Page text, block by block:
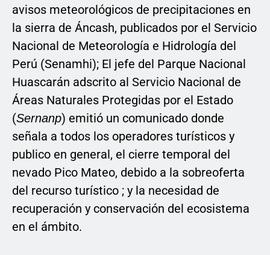
avisos meteorológicos de precipitaciones en
la sierra de Áncash, publicados por el Servicio
Nacional de Meteorología e Hidrología del
Perú (Senamhi); El jefe del Parque Nacional
Huascarán adscrito al Servicio Nacional de
Áreas Naturales Protegidas por el Estado
(Sernanp) emitió un comunicado donde
señala a todos los operadores turísticos y
publico en general, el cierre temporal del
nevado Pico Mateo, debido a la sobreoferta
del recurso turístico ; y la necesidad de
recuperación y conservación del ecosistema
en el ámbito.